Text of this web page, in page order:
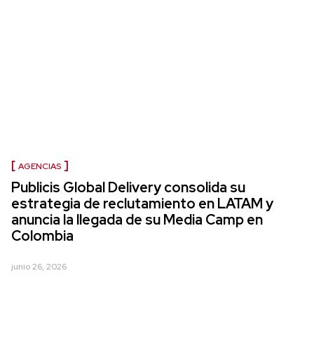
AGENCIAS
Publicis Global Delivery consolida su
estrategia de reclutamiento en LATAM y
anuncia la llegada de su Media Camp en
Colombia
junio 26, 2026